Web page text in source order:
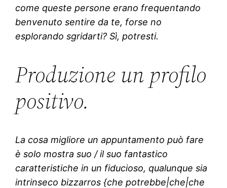
come queste persone erano frequentando
benvenuto sentire da te, forse no
esplorando sgridarti? Sì, potresti.
Produzione un profilo
positivo.
La cosa migliore un appuntamento può fare
è solo mostra suo / il suo fantastico
caratteristiche in un fiducioso, qualunque sia
intrinseco bizzarros {che potrebbe|che|che